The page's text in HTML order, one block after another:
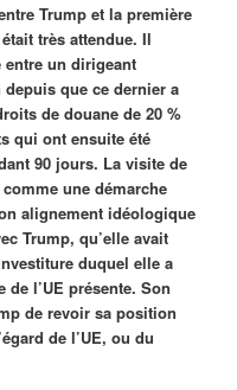
Trump et la première
très attendue. Il
entre un dirigeant
que ce dernier a
de douane de 20 %
qui ont ensuite été
90 jours. La visite de
une démarche
alignement idéologique
Trump, qu’elle avait
duquel elle a
l’UE présente. Son
de revoir sa position
de l’UE, ou du